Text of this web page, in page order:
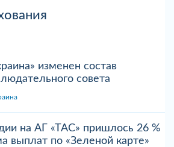
изменен состав
совета
на АГ «ТАС» пришлось 26 %
выплат по «Зеленой карте»